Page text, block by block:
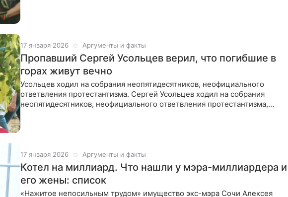
17 января 2026 Аргументы и факты
Пропавший Сергей Усольцев верил, что погибшие в
горах живут вечно
Усольцев ходил на собрания неопятидесятников, неофициального
ответвления протестантизма. Сергей Усольцев ходил на собрания
неопятидесятников, неофициального ответвления протестантизма,
17 января 2026 Аргументы и факты
Котел на миллиард. Что нашли у мэра-миллиардера и
его жены: список
«Нажитое непосильным трудом» имущество экс-мэра Сочи Алексея